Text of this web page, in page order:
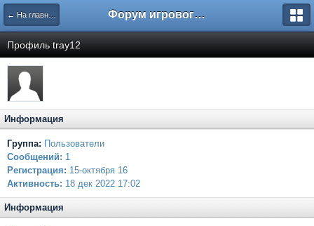
← На главную Форум игрового проекта Riverrise
Профиль tray12
Информация
Группа: Пользователи
Сообщений: 1
Регистрация: 15-октября 16
Активность: 18 дек 2022 17:02
Информация